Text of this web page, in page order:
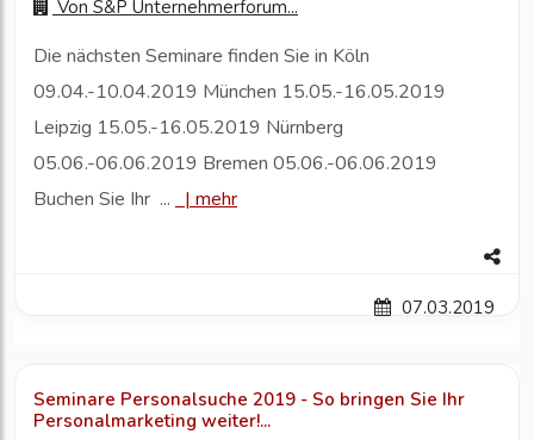
Von S&P Unternehmerforum...
Die nächsten Seminare finden Sie in Köln
09.04.-10.04.2019 München 15.05.-16.05.2019
Leipzig 15.05.-16.05.2019 Nürnberg
05.06.-06.06.2019 Bremen 05.06.-06.06.2019
Buchen Sie Ihr ...
| mehr
07.03.2019
Seminare Personalsuche 2019 - So bringen Sie Ihr
Personalmarketing weiter!...